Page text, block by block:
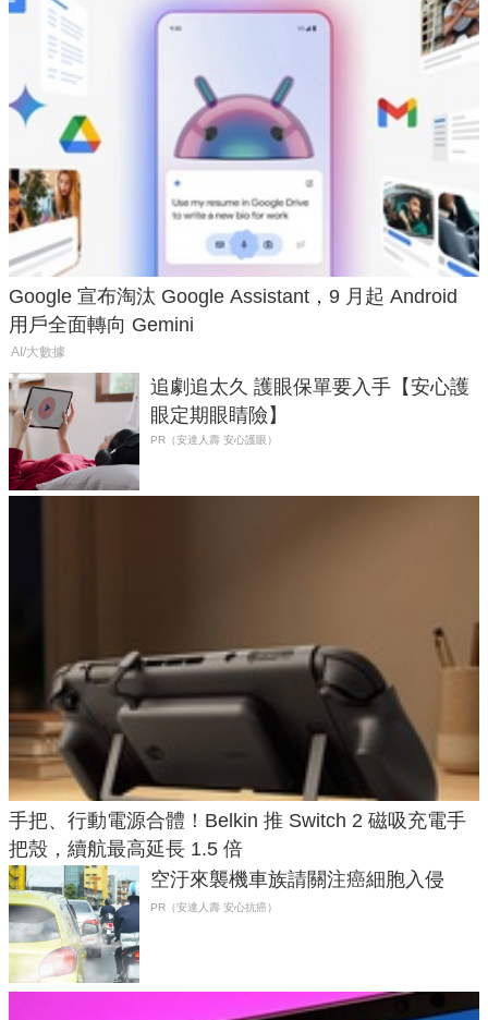
Google 宣布淘汰 Google Assistant，9 月起 Android
用戶全面轉向 Gemini
AI/大數據
追劇追太久 護眼保單要入手【安心護
眼定期眼睛險】
PR（安達人壽 安心護眼）
手把、行動電源合體！Belkin 推 Switch 2 磁吸充電手
把殼，續航最高延長 1.5 倍
空汙來襲機車族請關注癌細胞入侵
PR（安達人壽 安心抗癌）